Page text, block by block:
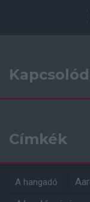
Címkék
A hangadó